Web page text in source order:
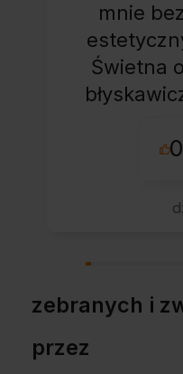
mnie
Świetna
sklepu0
zebranych i
przez